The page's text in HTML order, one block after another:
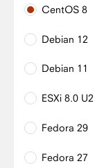
CentOS 8
Debian 12
Debian 11
ESXi 8.0 U2
Fedora 29
Fedora 27